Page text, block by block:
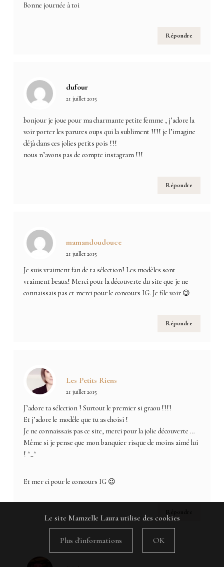
Bonne journée à toi
Répondre
dufour
21 juillet 2015
bonjour je joue pour ma charmante petite femme , j’adore la
voir porter les parures oups qui la subliment !!!! je l’imagine
déjà dans ces jolies petits pois !!!
nous n’avons pas de compte instagram !!!
Répondre
mamandoudouce
21 juillet 2015
Je suis vraiment fan de ta sélection! Les modèles sont
vraiment beaux! Merci pour la découverte du site que je ne
connaissais pas et merci pour le concours IG. Je file voir 😉
Répondre
Les Petits Riens
21 juillet 2015
J’adore ta sélection ! Surtout le premier si graou !!!!
Et j’adore le modèle que tu as choisi !
Je ne connaissais pas ce site, merci pour la jolie découverte …
Même si je pense que mon banquier risque de moins aimé lui
! ^_^
Et mer ci pour le concours IG 😉
Répondre
Le site Mamzelle Laura utilise des cookies
Plus d'informations OK